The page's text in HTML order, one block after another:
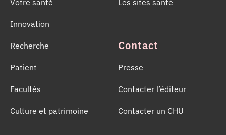
Innovation
Recherche
Patient
Facultés
Culture et patrimoine
Contact
Presse
Contacter l’éditeur
Contacter un CHU